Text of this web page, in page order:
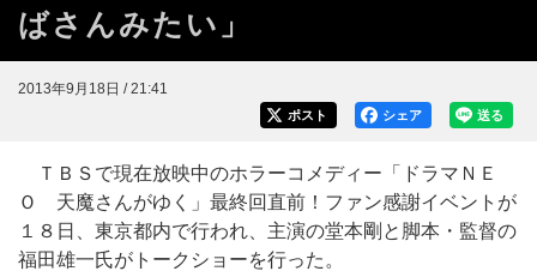
ばさんみたい」
2013年9月18日 / 21:41
送る
シェア
ポスト
ＴＢＳで現在放映中のホラーコメディー「ドラマＮＥ
Ｏ 天魔さんがゆく」最終回直前！ファン感謝イベントが
１８日、東京都内で行われ、主演の堂本剛と脚本・監督の
福田雄一氏がトークショーを行った。